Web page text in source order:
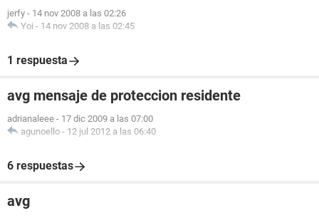
jerfy - 14 nov 2008 a las 02:26
Yoi - 14 nov 2008 a las 02:45
1 respuesta
avg mensaje de proteccion residente
adrianaleee - 17 dic 2009 a las 07:00
agunoello - 12 jul 2012 a las 06:40
6 respuestas
avg